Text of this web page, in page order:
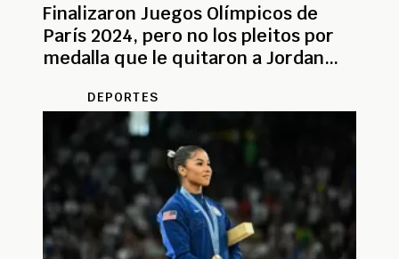
Finalizaron Juegos Olímpicos de
París 2024, pero no los pleitos por
medalla que le quitaron a Jordan
DEPORTES